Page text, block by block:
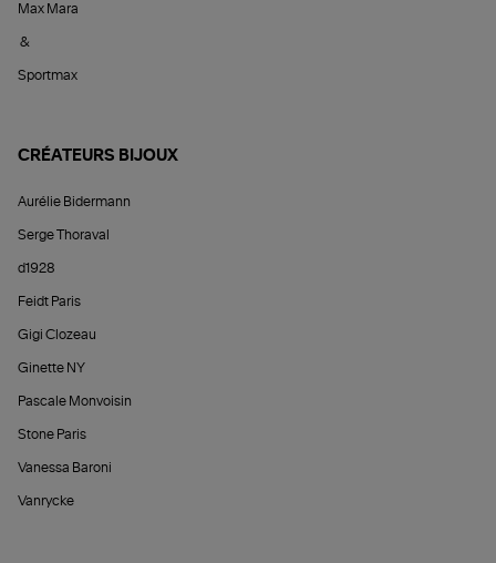
Max Mara
&
Sportmax
CRÉATEURS BIJOUX
Aurélie Bidermann
Serge Thoraval
d1928
Feidt Paris
Gigi Clozeau
Ginette NY
Pascale Monvoisin
Stone Paris
Vanessa Baroni
Vanrycke